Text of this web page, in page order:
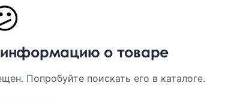
информацию о товаре
Попробуйте поискать его в каталоге.